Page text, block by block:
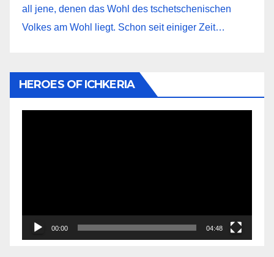
all jene, denen das Wohl des tschetschenischen
Volkes am Wohl liegt. Schon seit einiger Zeit…
HEROES OF ICHKERIA
00:00 04:48